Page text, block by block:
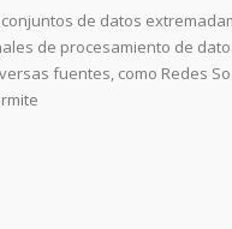
de datos
de procesamiento de
fuentes, como Redes